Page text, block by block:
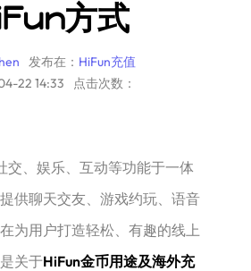
方式
发布在： HiFun充值
22 14:33
点击次数：
交、娱乐、互动等功能于一体
供聊天交友、游戏约玩、语音
为用户打造轻松、有趣的线上
关于HiFun金币用途及海外充